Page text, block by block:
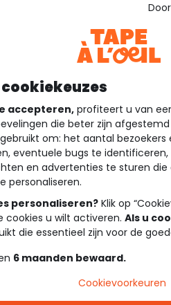
meisjes met
TAPE
cookiekeuzes
accepteren,profiteert u van
die beter zijn
om: het aantal
eventuele bugs te
en advertenties te sturen die
personaliseren.
personaliseren? Klik op
cookies u wilt activeren. Als u
die essentieel zijn voor de
6 maanden bewaard.
Cookievoorkeuren